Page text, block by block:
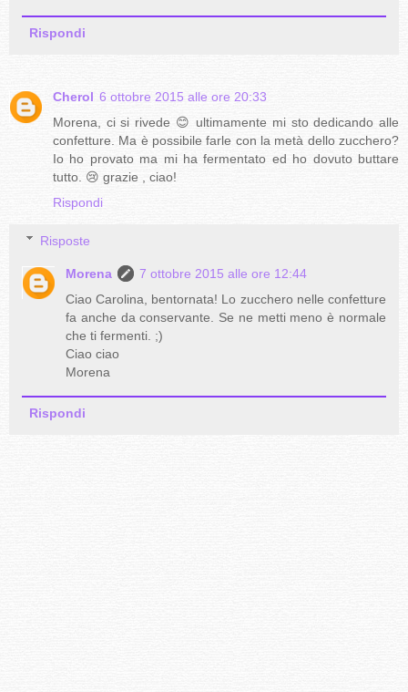
Rispondi
Cherol 6 ottobre 2015 alle ore 20:33
Morena, ci si rivede 😊 ultimamente mi sto dedicando alle
confetture. Ma è possibile farle con la metà dello zucchero?
Io ho provato ma mi ha fermentato ed ho dovuto buttare
tutto. 😢 grazie , ciao!
Rispondi
Risposte
Morena
7 ottobre 2015 alle ore 12:44
Ciao Carolina, bentornata! Lo zucchero nelle confetture
fa anche da conservante. Se ne metti meno è normale
che ti fermenti. ;)
Ciao ciao
Morena
Rispondi